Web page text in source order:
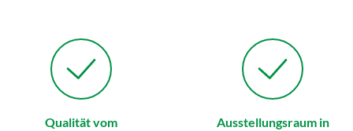
Qualität vom
Ausstellungsraum in